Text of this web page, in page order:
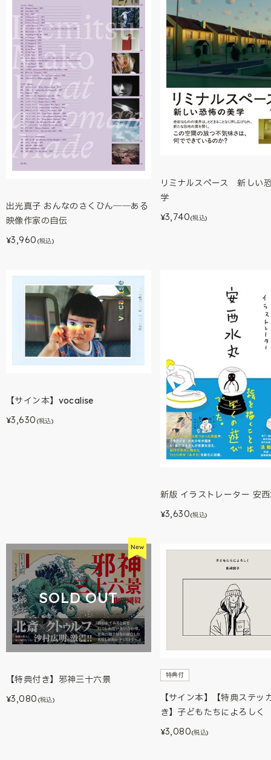
出光真子 おんなのさくひん――ある
映像作家の自伝
¥3,960 (税込)
リミナルスペース 新しい
学
¥3,740(税込)
【サイン本】vocalise
¥3,630 (税込)
新版 イラストレーター 安
¥3,630(税込)
SOLD OUT
【特典付き】邪神三十六景
¥3,080 (税込)
特典付
【サイン本】【特典ステッ
き】子どもたちによろしく
¥3,080(税込)